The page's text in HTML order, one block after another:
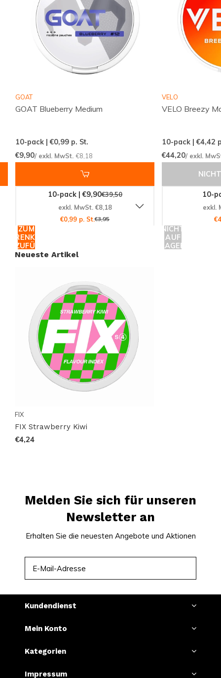
die als "Mittel" eingestuft wird und somit für
Einsteiger und erfahrene Nutzer gleichermaßen
geeignet ist. Mit 11,2 mg Nikotin pro Beutel und 16
mg Nikotin pro Gramm erleben Sie einen
zufriedenstellenden Nikotinkick.
Rein Weißer Anteil für eine saubere
Die Produktart "Rein Weißer Anteil" bedeutet, dass
Sie keine Verfärbungen an den Zähnen befürchten
diskretes Produkt, das Ihnen erlaubt, Ihre
Nikotinbeutel unbemerkt zu genießen.
Vertrauenswürdige Herstellung
Hergestellt von der renommierten HABIT FACTORY,
steht FIX Strawberry Kiwi für höchste
Zutaten und die präzise Herstellung garantieren Ihnen
ein erstklassiges Produkt.
Produktdetails auf einen Blick
Format: SLIM
Beutel pro Dose: 20
Gewicht pro Beutel: 0,70 Gramm
Produktart: Rein Weißer Anteil
Erleben Sie den Unterschied mit FIX Strawberry Kiwi
das Ihren Alltag bereichert. Bestellen Sie jetzt und
überzeugen Sie sich selbst von der einzigartigen
Kombination aus Geschmack und Qualität.
GOAT
GOAT Blueberry Medium
10-pack | €0,99p. St.
€9,90/ exkl. MwSt. €8,18
10-pack | €9,90€39,50
exkl. MwSt. €8,18
€0,99 p. St.€3,95
ZUM
WARENKORB
HINZUFÜGEN
VELO
VELO Breezy
10-pack | €4,42
€44,20/ exkl.
10-
exkl.
NICHT
AUF
LAGER
Neueste Artikel
FIX
FIX Strawberry Kiwi
€4,24
Melden Sie sich für unseren
Newsletter an
Erhalten Sie die neuesten Angebote und Aktionen
Kundendienst
Mein Konto
Kategorien
Impressum